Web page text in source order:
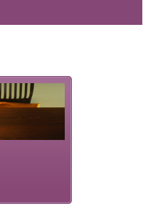
までのご予約で、5%割
解きほぐす温泉、そして
しみに待つ日々が旅をよ
ひとときをお過ごしくだ
追加される
のプランを
せ。